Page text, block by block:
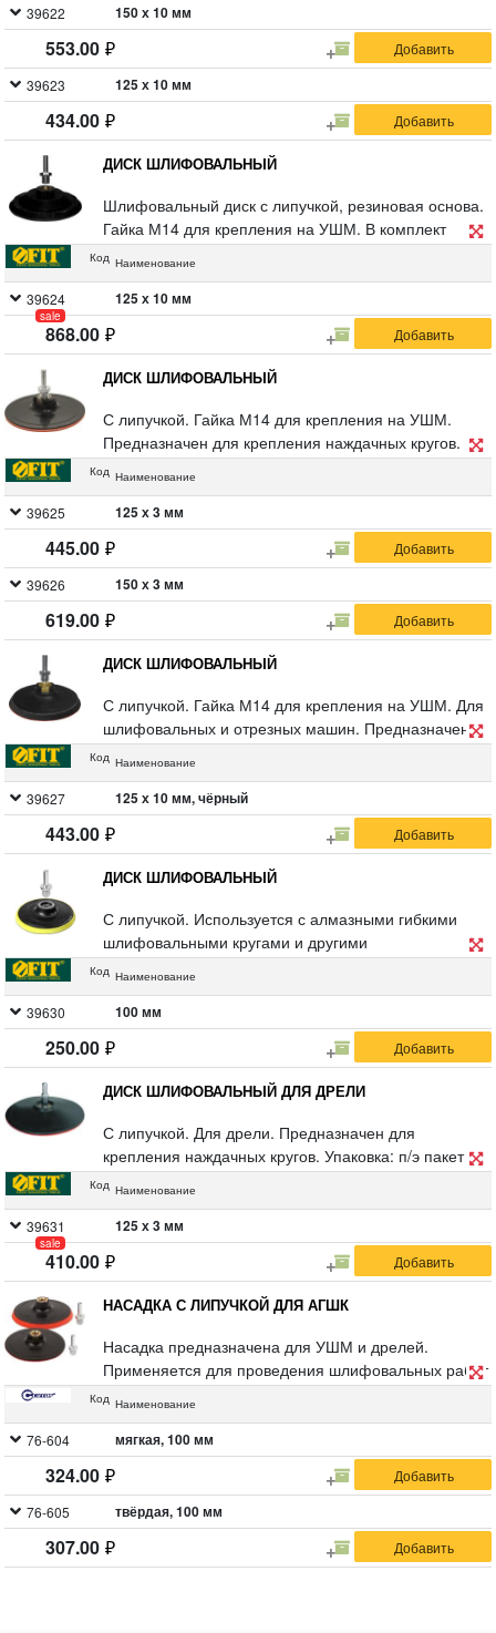
Предназначен для крепления наждачных кругов.
Упаковка: п/э пакет с картонным подвесом.
39622 150 х 10 мм
553.00
39623 125 х 10 мм
434.00
ДИСК ШЛИФОВАЛЬНЫЙ
Шлифовальный диск с липучкой, резиновая основа.
Гайка М14 для крепления на УШМ. В комплект
входит переходник со штифтом из
Предназначен для крепления наждачных кругов.
Упаковка: п/э пакет с картонным подвесом.
Код Наименование
39624
sale
125 х 10 мм
868.00
ДИСК ШЛИФОВАЛЬНЫЙ
С липучкой. Гайка М14 для крепления на УШМ.
Предназначен для крепления наждачных кругов. В
комплект входит переходник для дрели. Упаковка: п/
Код Наименование
39625 125 х 3 мм
445.00
39626 150 х 3 мм
619.00
ДИСК ШЛИФОВАЛЬНЫЙ
С липучкой. Гайка М14 для крепления на УШМ. Для
шлифовальных и отрезных машин. Предназначен
для крепления наждачных кругов. В комплект входит
картонным подвесом.
Код Наименование
39627 125 х 10 мм, чёрный
443.00
ДИСК ШЛИФОВАЛЬНЫЙ
С липучкой. Используется с алмазными гибкими
шлифовальными кругами и другими
шлифовальными и полировальными кругами. Гайка
переходник со штифтом для крепления на дрель.
Материал: инструментальная сталь, пластик,
подложка из ЭВА. Упаковка: П/Э пакет с картонным
подвесом.
Код Наименование
39630 100 мм
250.00
ДИСК ШЛИФОВАЛЬНЫЙ ДЛЯ ДРЕЛИ
С липучкой. Для дрели. Предназначен для
крепления наждачных кругов. Упаковка: п/э пакет с
картонным подвесом.
Код Наименование
39631
sale
125 х 3 мм
410.00
НАСАДКА С ЛИПУЧКОЙ ДЛЯ АГШК
Насадка предназначена для УШМ и дрелей.
Применяется для проведения шлифовальных работ
совместно с алмазными гибкими шлифовальными
поставляется переходник с резьбы М14 на
цилиндрический хвостовик для крепления оснастки
в патроне электродрели. Материал:
инструментальная сталь, пластик, полиуретановая
прокладка у мягкой насадки. Упаковка: п/э пакет с
картонным подвесом.
Код Наименование
76-604 мягкая, 100 мм
324.00
76-605 твёрдая, 100 мм
307.00